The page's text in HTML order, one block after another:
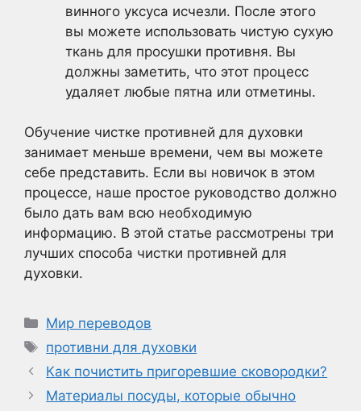
винного уксуса исчезли. После этого
вы можете использовать чистую сухую
ткань для просушки противня. Вы
должны заметить, что этот процесс
удаляет любые пятна или отметины.
Обучение чистке противней для духовки
занимает меньше времени, чем вы можете
себе представить. Если вы новичок в этом
процессе, наше простое руководство должно
было дать вам всю необходимую
информацию. В этой статье рассмотрены три
лучших способа чистки противней для
духовки.
Рубрики
Мир переводов
Метки
противни для духовки
Как почистить пригоревшие сковородки?
Материалы посуды, которые обычно